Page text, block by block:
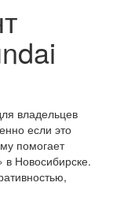
владельцев
если это
помогает
Новосибирске.